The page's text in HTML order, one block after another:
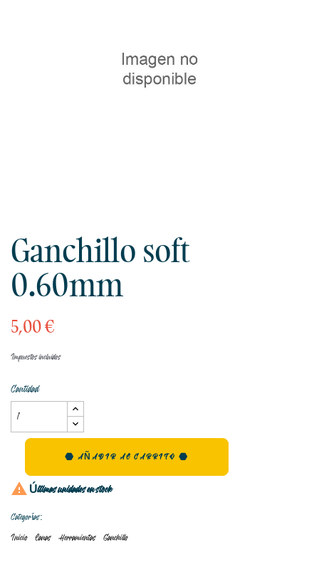
Ganchillo soft
0.60mm
5,00 €
Impuestos incluidos
Cantidad
AÑADIR AL CARRITO
 Últimas unidades en stock
Categorías:
Inicio Lanas Herramientas Ganchillo